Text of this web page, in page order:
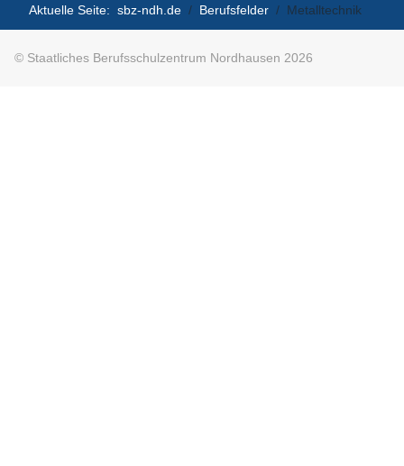
Aktuelle Seite:sbz-ndh.de Berufsfelder Metalltechnik
© Staatliches Berufsschulzentrum Nordhausen 2026